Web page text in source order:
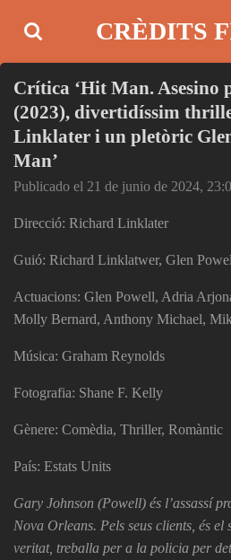
contenido
principal
CRÈDITS
Crítica ‘Hit Man. Asesino
(2023), divertidíssim
Linklater i un pletòric
Man’
Publicado el 21 de junio de 2024,
Direcció: Richard Linklater
Guió: Richard Linklatwer, Glen
Actuacions: Glen Powell, Adria
Molly Bernard, Anthony Michael,
Música: Graham Reynolds
Fotografia: Shane F. Kelly
Gènere: Comèdia, Thriller, Romàntic
País: Estats Units
Gary Johnson (Powell) és l’assassí
Nova Orleans. Pels seus clients, és
veritat, treballa per a la policia per